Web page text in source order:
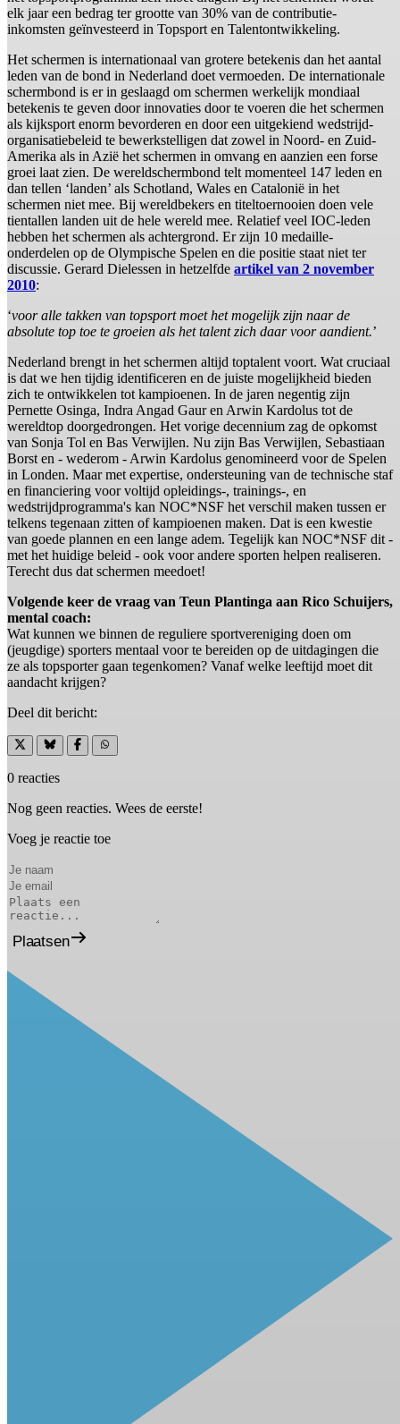
elk jaar een bedrag ter grootte van 30% van de contributie-
inkomsten geïnvesteerd in Topsport en Talentontwikkeling.
Het schermen is internationaal van grotere betekenis dan het aantal
leden van de bond in Nederland doet vermoeden. De internationale
schermbond is er in geslaagd om schermen werkelijk mondiaal
betekenis te geven door innovaties door te voeren die het schermen
als kijksport enorm bevorderen en door een uitgekiend wedstrijd-
organisatiebeleid te bewerkstelligen dat zowel in Noord- en Zuid-
Amerika als in Azië het schermen in omvang en aanzien een forse
groei laat zien. De wereldschermbond telt momenteel 147 leden en
dan tellen ‘landen’ als Schotland, Wales en Catalonië in het
schermen niet mee. Bij wereldbekers en titeltoernooien doen vele
tientallen landen uit de hele wereld mee. Relatief veel IOC-leden
hebben het schermen als achtergrond. Er zijn 10 medaille-
onderdelen op de Olympische Spelen en die positie staat niet ter
discussie. Gerard Dielessen in hetzelfde artikel van 2 november
2010:
‘voor alle takken van topsport moet het mogelijk zijn naar de
absolute top toe te groeien als het talent zich daar voor aandient.’
Nederland brengt in het schermen altijd toptalent voort. Wat cruciaal
is dat we hen tijdig identificeren en de juiste mogelijkheid bieden
zich te ontwikkelen tot kampioenen. In de jaren negentig zijn
Pernette Osinga, Indra Angad Gaur en Arwin Kardolus tot de
wereldtop doorgedrongen. Het vorige decennium zag de opkomst
van Sonja Tol en Bas Verwijlen. Nu zijn Bas Verwijlen, Sebastiaan
Borst en - wederom - Arwin Kardolus genomineerd voor de Spelen
in Londen. Maar met expertise, ondersteuning van de technische staf
en financiering voor voltijd opleidings-, trainings-, en
wedstrijdprogramma's kan NOC*NSF het verschil maken tussen er
telkens tegenaan zitten of kampioenen maken. Dat is een kwestie
van goede plannen en een lange adem. Tegelijk kan NOC*NSF dit -
met het huidige beleid - ook voor andere sporten helpen realiseren.
Terecht dus dat schermen meedoet!
Volgende keer de vraag van Teun Plantinga aan Rico Schuijers,
mental coach:
Wat kunnen we binnen de reguliere sportvereniging doen om
(jeugdige) sporters mentaal voor te bereiden op de uitdagingen die
ze als topsporter gaan tegenkomen? Vanaf welke leeftijd moet dit
aandacht krijgen?
Deel dit bericht:
0 reacties
Nog geen reacties. Wees de eerste!
Voeg je reactie toe
Plaatsen